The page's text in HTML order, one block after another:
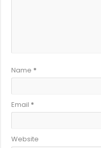
Name *
Email *
Website